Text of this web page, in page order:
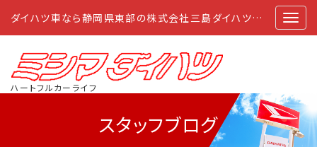
ダイハツ車なら静岡県東部の株式会社三島ダイハツにおまかせ
ハートフルカーライフ
スタッフブログ